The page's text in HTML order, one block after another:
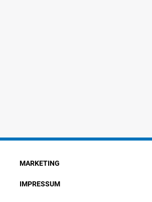
MARKETING
IMPRESSUM